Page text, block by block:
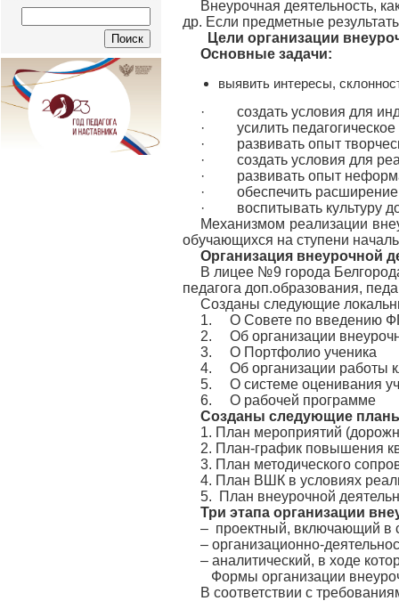
Внеурочная деятельность,
др. Если предметные
Цели организации
Основные задачи:
выявить интересы,
· создать условия для
· усилить педагогическое
· развивать опыт
· создать условия для
· развивать опыт
· обеспечить расширение
· воспитывать культуру
Механизмом реализации
обучающихся на ступени
Организация внеурочной
В лицее №9 города
педагога доп.образования,
Созданы следующие
1. О Совете по введению
2. Об организации
3. О Портфолио ученика
4. Об организации работы
5. О системе оценивания
6. О рабочей программе
Созданы следующие
1. План мероприятий
2. План-график повышения
3. План методического
4. План ВШК в условиях
5. План внеурочной
Три этапа организации
– проектный, включающий в
– организационно-
– аналитический, в ходе
Формы организации
В соответствии с